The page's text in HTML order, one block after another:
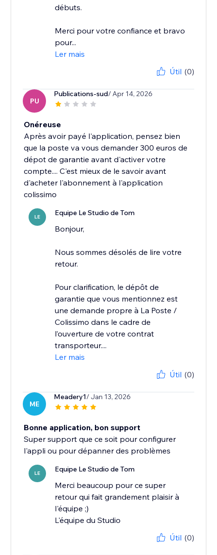
débuts.
Merci pour votre confiance et bravo
pour...
Ler mais
Útil (0)
PU
Publications-sud/ Apr 14, 2026
Onéreuse
Après avoir payé l'application, pensez bien
que la poste va vous demander 300 euros de
dépot de garantie avant d'activer votre
compte.... C'est mieux de le savoir avant
d'acheter l'abonnement à l'application
colissimo
LE Equipe Le Studio de Tom
Bonjour,
Nous sommes désolés de lire votre
retour.
Pour clarification, le dépôt de
garantie que vous mentionnez est
une demande propre à La Poste /
Colissimo dans le cadre de
l’ouverture de votre contrat
transporteur....
Ler mais
Útil (0)
ME
Meadery1/ Jan 13, 2026
Bonne application, bon support
Super support que ce soit pour configurer
l'appli ou pour dépanner des problèmes
LE Equipe Le Studio de Tom
Merci beaucoup pour ce super
retour qui fait grandement plaisir à
l'équipe ;)
L'équipe du Studio
Útil (0)